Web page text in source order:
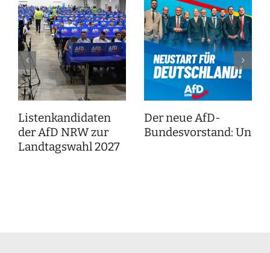
Listenkandidaten
der AfD NRW zur
Landtagswahl 2027
Der neue AfD-
Bundesvorstand: